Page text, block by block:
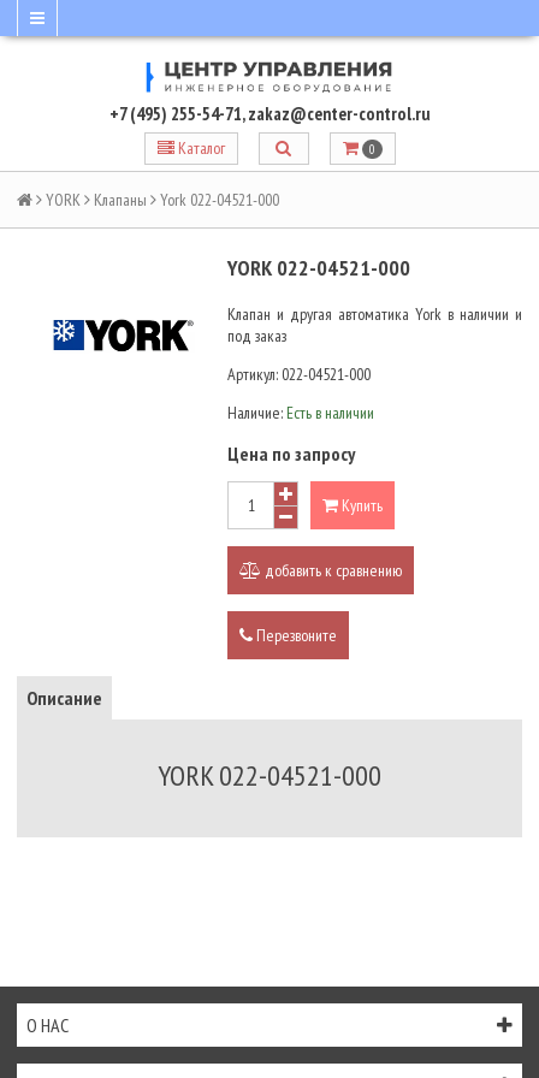
+7 (495) 255-54-71,zakaz@center-control.ru
Каталог 0
YORK Клапаны York 022-04521-000
YORK 022-04521-000
Клапан и другая автоматика York в наличии и
под заказ
Артикул: 022-04521-000
Наличие: Есть в наличии
Цена по запросу
Купить
добавить к сравнению
Перезвоните
Описание
YORK 022-04521-000
О НАС